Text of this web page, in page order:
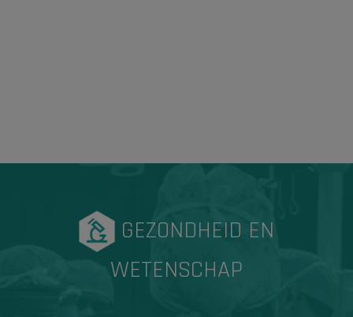
GEZONDHEID EN
WETENSCHAP